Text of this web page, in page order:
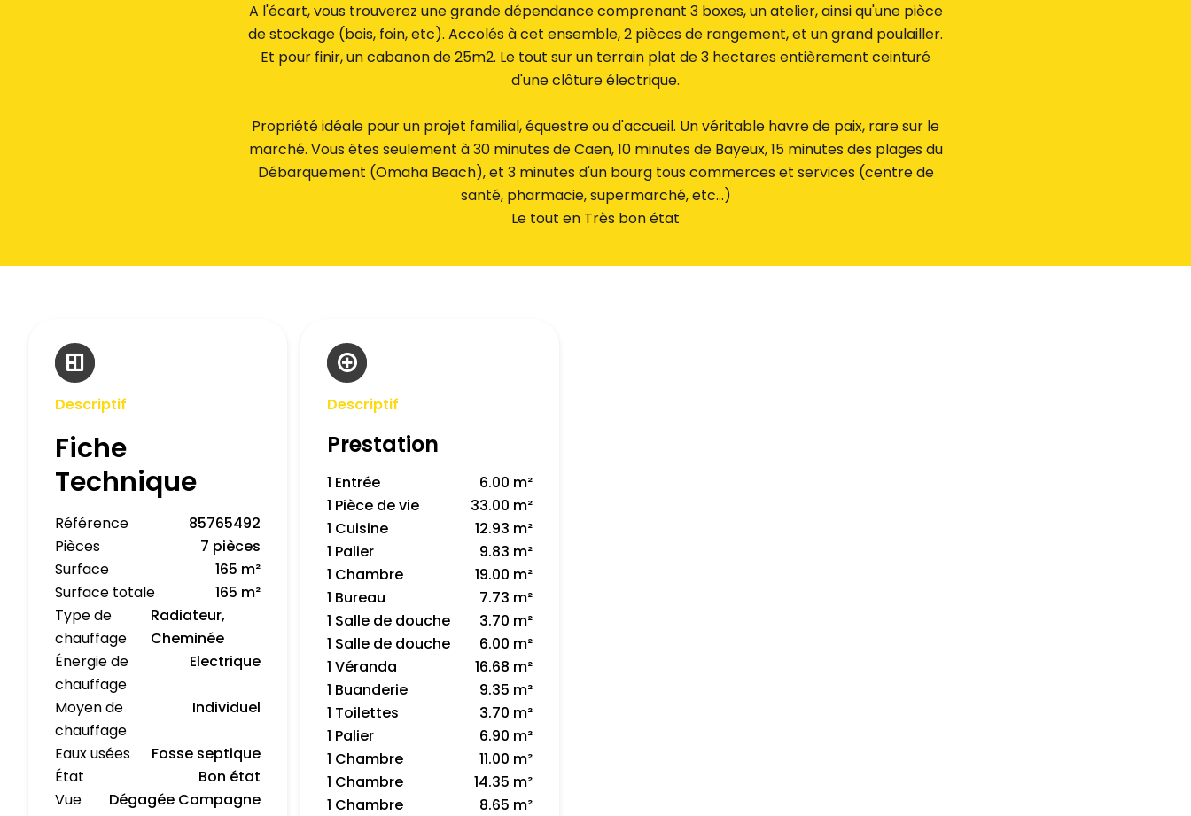
A l'écart, vous trouverez une grande dépendance comprenant 3 boxes, un atelier, ainsi qu'une pièce
de stockage (bois, foin, etc). Accolés à cet ensemble, 2 pièces de rangement, et un grand poulailler.
Et pour finir, un cabanon de 25m2. Le tout sur un terrain plat de 3 hectares entièrement ceinturé
d'une clôture électrique.
Propriété idéale pour un projet familial, équestre ou d'accueil. Un véritable havre de paix, rare sur le
marché. Vous êtes seulement à 30 minutes de Caen, 10 minutes de Bayeux, 15 minutes des plages du
Débarquement (Omaha Beach), et 3 minutes d'un bourg tous commerces et services (centre de
santé, pharmacie, supermarché, etc...)
Le tout en Très bon état
Descriptif
Fiche
Technique
Référence
85765492
Pièces
7 pièces
Surface
165 m²
Surface totale
165 m²
Type de
chauffage
Radiateur,
Cheminée
Énergie de
chauffage
Electrique
Moyen de
chauffage
Individuel
Eaux usées
Fosse septique
État
Bon état
Vue
Dégagée Campagne
Descriptif
Prestation
1 Entrée
6.00 m²
1 Pièce de vie
33.00 m²
1 Cuisine
12.93 m²
1 Palier
9.83 m²
1 Chambre
19.00 m²
1 Bureau
7.73 m²
1 Salle de douche
3.70 m²
1 Salle de douche
6.00 m²
1 Véranda
16.68 m²
1 Buanderie
9.35 m²
1 Toilettes
3.70 m²
1 Palier
6.90 m²
1 Chambre
11.00 m²
1 Chambre
14.35 m²
1 Chambre
8.65 m²